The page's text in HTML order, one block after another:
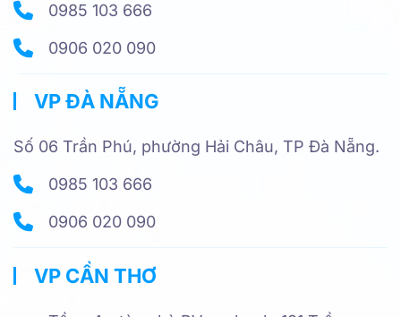
0985 103 666
0906 020 090
VP ĐÀ NẴNG
Số 06 Trần Phú, phường Hải Châu, TP Đà Nẵng.
0985 103 666
0906 020 090
VP CẦN THƠ